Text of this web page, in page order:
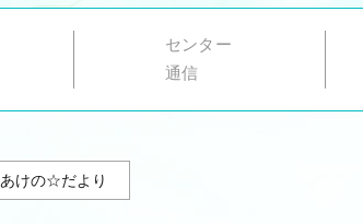
センター
通信
あけの☆だより